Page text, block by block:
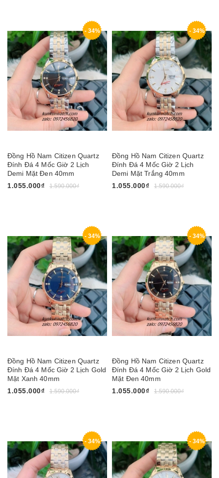
- 34%
Đồng Hồ Nam Citizen Quartz
Đính Đá 4 Mốc Giờ 2 Lịch
Demi Mặt Đen 40mm
1.055.000₫
1.590.000₫
- 34%
Đồng Hồ Nam Citizen Quartz
Đính Đá 4 Mốc Giờ 2 Lịch
Demi Mặt Trắng 40mm
1.055.000₫
1.590.000₫
- 34%
Đồng Hồ Nam Citizen Quartz
Đính Đá 4 Mốc Giờ 2 Lịch Gold
Mặt Xanh 40mm
1.055.000₫
1.590.000₫
- 34%
Đồng Hồ Nam Citizen Quartz
Đính Đá 4 Mốc Giờ 2 Lịch Gold
Mặt Đen 40mm
1.055.000₫
1.590.000₫
- 34% - 34%